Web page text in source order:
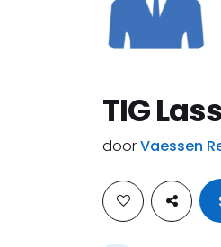
TIG
doorVaessen